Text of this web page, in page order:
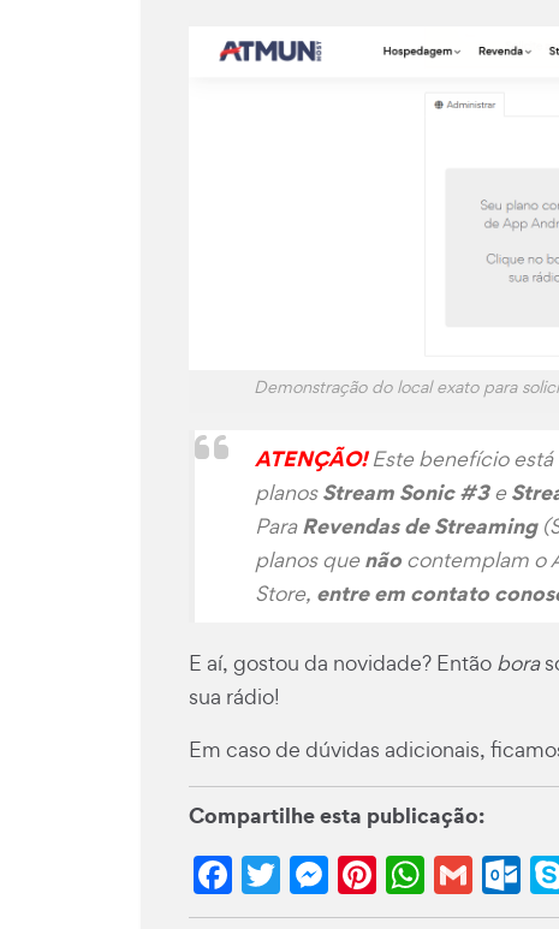
Demonstração do local exato para
ATENÇÃO!Este benefício
planosStream Sonic #3e
ParaRevendas de Streaming(
planos quenão contemplam o
Store, entre em contato
E aí, gostou da novidade? Então bora
sua rádio!
Em caso de dúvidas adicionais,
Compartilhe esta publicação:
Facebook
Twitter
Messenger
Pinterest